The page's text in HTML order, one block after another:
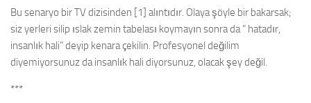
Bu senaryo bir TV dizisinden [1] alıntıdır. Olaya şöyle bir bakarsak;
siz yerleri silip ıslak zemin tabelası koymayın sonra da “ hatadır,
insanlık hali” deyip kenara çekilin. Profesyonel değilim
diyemiyorsunuz da insanlık hali diyorsunuz, olacak şey değil.
***